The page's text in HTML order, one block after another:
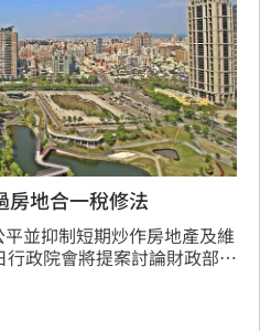
地合一稅修法
並抑制短期炒作房地產及維
政院會將提案討論財政部擬
長個人短期交易房屋、土地